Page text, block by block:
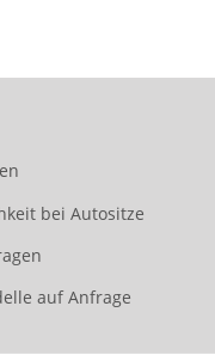
bei Autositze
auf Anfrage